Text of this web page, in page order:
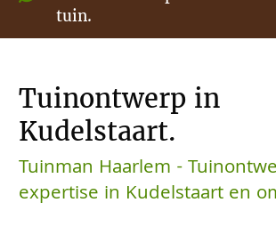
tuin.
Tuinontwerp in
Kudelstaart.
Tuinman Haarlem -
expertise in Kudelstaart en